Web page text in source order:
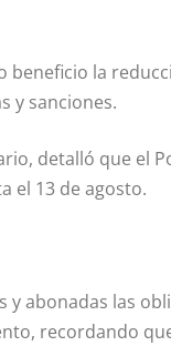
la
y sanciones.
detalló que el
el 13 de agosto.
abonadas las
recordando